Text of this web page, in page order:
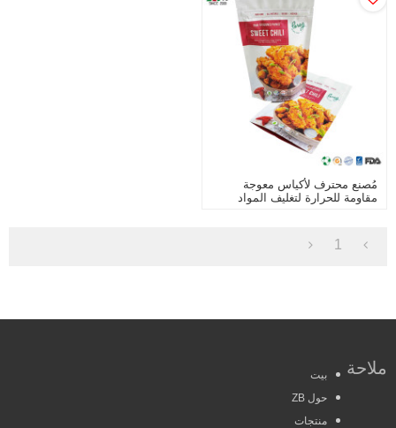
مُصنع محترف لأكياس معوجة
مقاومة للحرارة لتغليف المواد
1
ملاحة
بيت
حول ZB
منتجات